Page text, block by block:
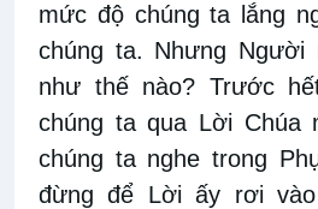
mức độ chúng ta lắng
chúng ta. Nhưng Người
như thế nào? Trước
chúng ta qua Lời Chúa
chúng ta nghe trong
đừng để Lời ấy rơi